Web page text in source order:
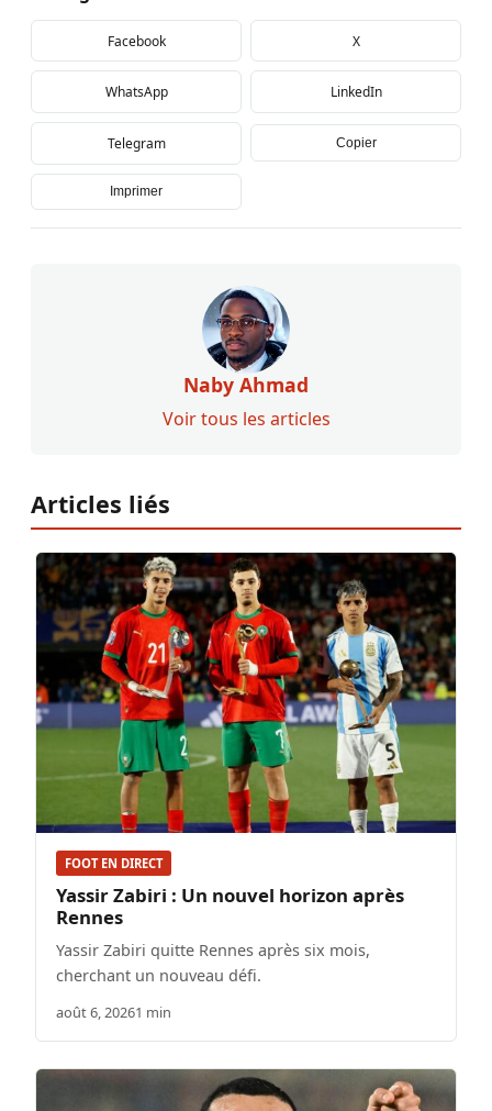
Facebook X
WhatsApp LinkedIn
Telegram Copier
Imprimer
Naby Ahmad
Voir tous les articles
Articles liés
FOOT EN DIRECT
Yassir Zabiri : Un nouvel horizon après
Rennes
Yassir Zabiri quitte Rennes après six mois,
cherchant un nouveau défi.
août 6, 20261 min